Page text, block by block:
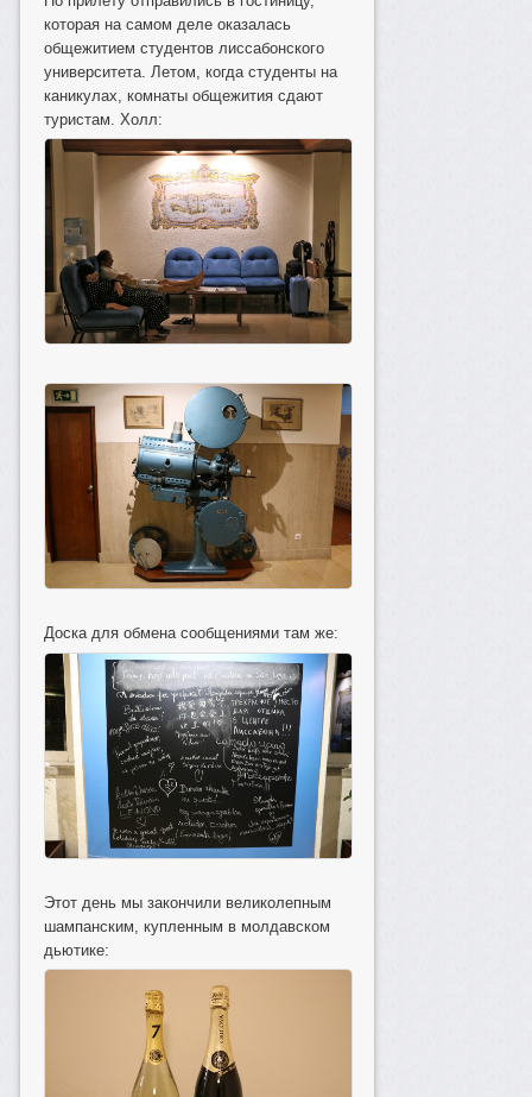
которая на самом деле оказалась
общежитием студентов лиссабонского
университета. Летом, когда студенты на
каникулах, комнаты общежития сдают
туристам. Холл:
Доска для обмена сообщениями там же:
Этот день мы закончили великолепным
шампанским, купленным в молдавском
дьютике: